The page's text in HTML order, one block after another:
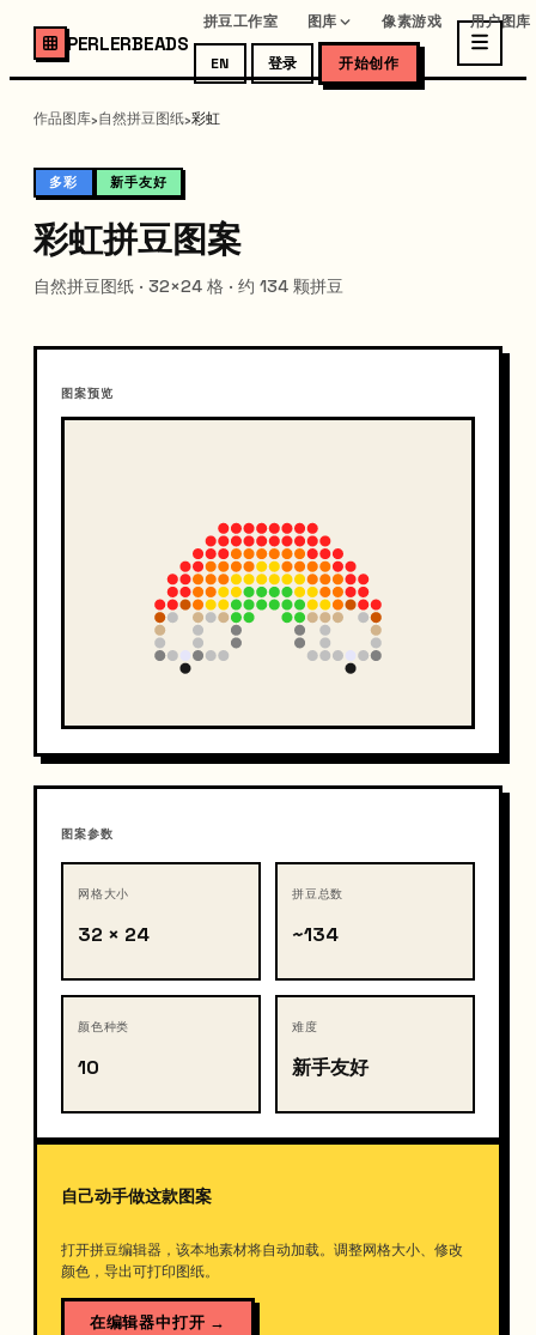
PERLERBEADS
拼豆工作室 图库 像素游戏 用户图库
EN 登录 开始创作
作品图库›自然拼豆图纸›彩虹
多彩 新手友好
彩虹拼豆图案
自然拼豆图纸 · 32×24 格 · 约 134 颗拼豆
图案预览
图案参数
网格大小
32 × 24
拼豆总数
~134
颜色种类
10
难度
新手友好
自己动手做这款图案
打开拼豆编辑器，该本地素材将自动加载。调整网格大小、修改
颜色，导出可打印图纸。
在编辑器中打开 →